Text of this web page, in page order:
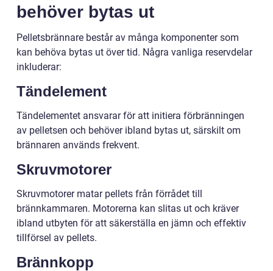
behöver bytas ut
Pelletsbrännare består av många komponenter som
kan behöva bytas ut över tid. Några vanliga reservdelar
inkluderar:
Tändelement
Tändelementet ansvarar för att initiera förbränningen
av pelletsen och behöver ibland bytas ut, särskilt om
brännaren används frekvent.
Skruvmotorer
Skruvmotorer matar pellets från förrådet till
brännkammaren. Motorerna kan slitas ut och kräver
ibland utbyten för att säkerställa en jämn och effektiv
tillförsel av pellets.
Brännkopp